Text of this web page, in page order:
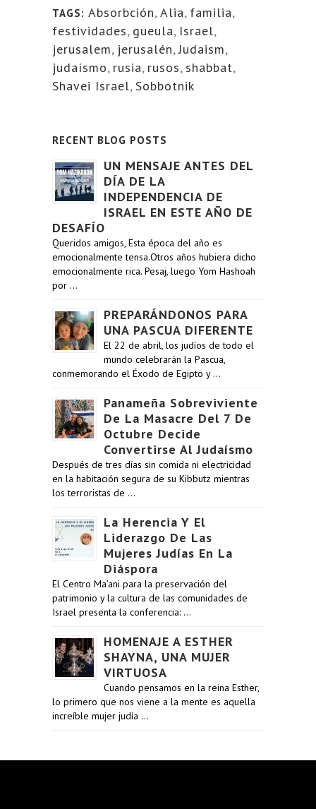
TAGS: Absorbción,Alia, familia,
festividades, gueula, Israel,
jerusalem, jerusalén,Judaism,
judaísmo, rusia, rusos, shabbat,
Shavei Israel, Sobbotnik
RECENT BLOG POSTS
UN MENSAJE ANTES DEL
DÍA DE LA
INDEPENDENCIA DE
ISRAEL EN ESTE AÑO DE
DESAFÍO
Queridos amigos, Esta época del año es
emocionalmente tensa.Otros años hubiera dicho
emocionalmente rica. Pesaj, luego Yom Hashoah
por …
PREPARÁNDONOS PARA
UNA PASCUA DIFERENTE
El 22 de abril, los judíos de todo el
mundo celebrarán la Pascua,
conmemorando el Éxodo de Egipto y …
Panameña Sobreviviente
De La Masacre Del 7 De
Octubre Decide
Convertirse Al Judaísmo
Después de tres días sin comida ni electricidad
en la habitación segura de su Kibbutz mientras
los terroristas de …
La Herencia Y El
Liderazgo De Las
Mujeres Judías En La
Diáspora
El Centro Ma’ani para la preservación del
patrimonio y la cultura de las comunidades de
Israel presenta la conferencia: …
HOMENAJE A ESTHER
SHAYNA, UNA MUJER
VIRTUOSA
Cuando pensamos en la reina Esther,
lo primero que nos viene a la mente es aquella
increíble mujer judía …